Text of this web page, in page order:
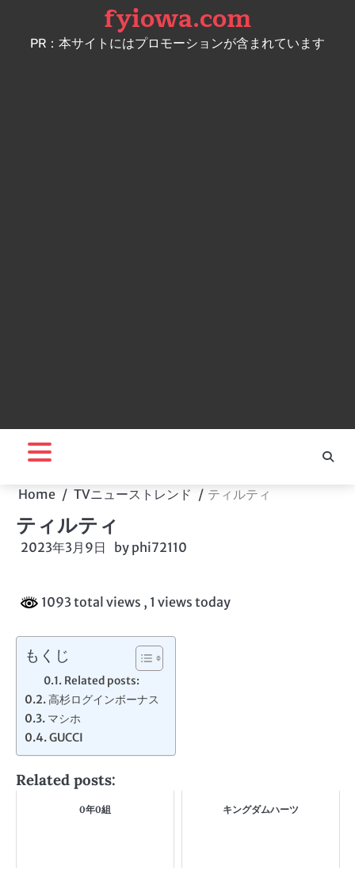
content
fyiowa.com
PR：本サイトにはプロモーションが含まれています
Home TVニューストレンド ティルティ
ティルティ
2023年3月9日 by phi72110
1093 total views , 1 views today
もくじ
Related posts:
高杉ログインボーナス
マシホ
GUCCI
Related posts:
0年0組 キングダムハーツ